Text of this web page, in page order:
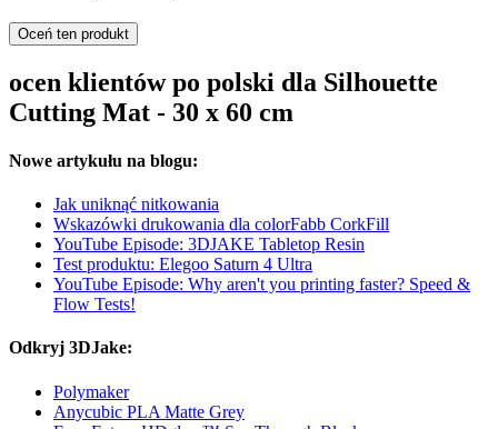
Oceń ten produkt
ocen klientów po polski dla Silhouette
Cutting Mat - 30 x 60 cm
Nowe artykułu na blogu:
Jak uniknąć nitkowania
Wskazówki drukowania dla colorFabb CorkFill
YouTube Episode: 3DJAKE Tabletop Resin
Test produktu: Elegoo Saturn 4 Ultra
YouTube Episode: Why aren't you printing faster? Speed &
Flow Tests!
Odkryj 3DJake:
Polymaker
Anycubic PLA Matte Grey